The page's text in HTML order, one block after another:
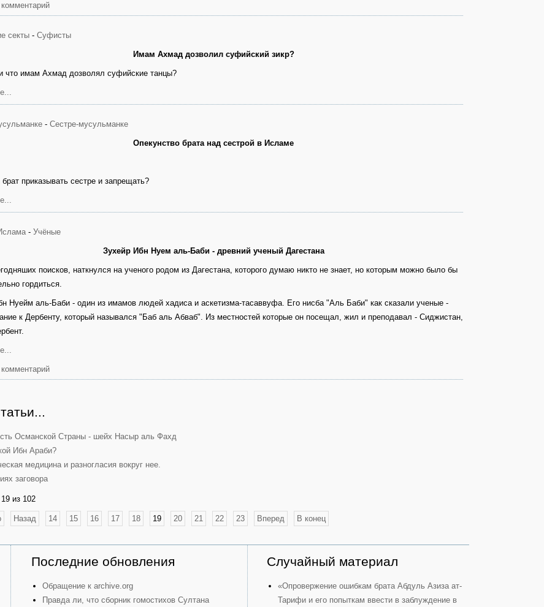
секты - Cуфисты
Имам Ахмад дозволил суфийский зикр?
что имам Ахмад дозволял суфийские танцы?
- Сестре-мусульманке
Опекунство брата над сестрой в Исламе
приказывать сестре и запрещать?
- Учёные
Зухейр Ибн Нуем аль-Баби - древний ученый Дагестана
поисков, наткнулся на ученого родом из Дагестана, которого думаю никто не знает, но которым можно было бы
гордиться.
Нуейм аль-Баби - один из имамов людей хадиса и аскетизма-тасаввуфа. Его нисба "Аль Баби" как сказали ученые -
к Дербенту, который назывался "Баб аль Абваб". Из местностей которые он посещал, жил и преподавал - Сиджистан,
Османской Страны - шейх Насыр аль Фахд
Ибн Араби?
медицина и разногласия вокруг нее.
заговора
из 102
Назад 14 15 16 17 18 19 20 21 22 23 Вперед В конец
Последние обновления
Обращение к archive.org
Правда ли, что сборник гомостихов Султана
Случайный материал
«Опровержение ошибкам брата Абдуль Азиза ат-
Тарифи и его попыткам ввести в заблуждение в